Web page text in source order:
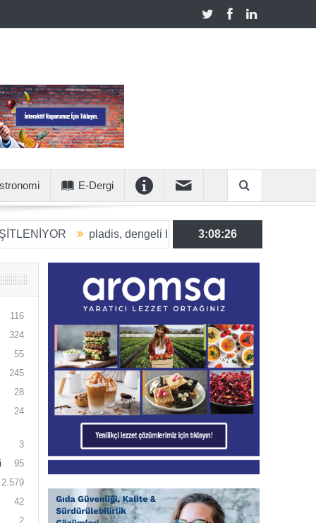
E-Dergi
pladis, dengeli beslenmeye katkı sunan ürün hacmini
3:08:27
116
324
55
245
28
24
3
95
2.579
42
2